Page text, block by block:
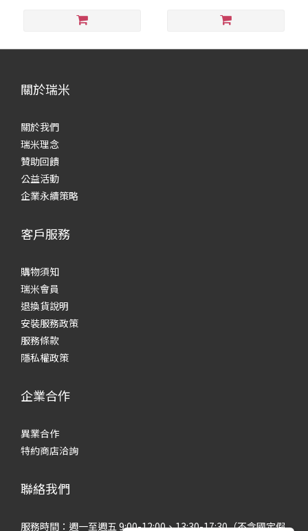
關於瑞米
關於我們
瑞米理念
贊助回饋
公益活動
企業永續策略
客戶服務
購物須知
瑞米會員
退換貨說明
安裝服務政策
服務條款
隱私權政策
企業合作
異業合作
特約商店洽詢
聯絡我們
服務時間：週一至週五 9:00-12:00、13:30-17:30（不含國定假